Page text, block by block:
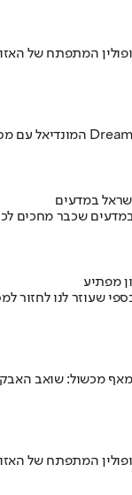
במדעים
שכבר מחכים
מפתיע
שעוזר לנו לחזור
מאף מכשול: שואב